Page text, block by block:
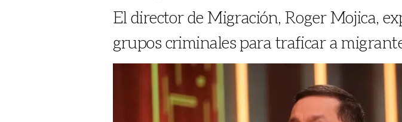
El director de Migración, Roger Mojica,
grupos criminales para traficar a